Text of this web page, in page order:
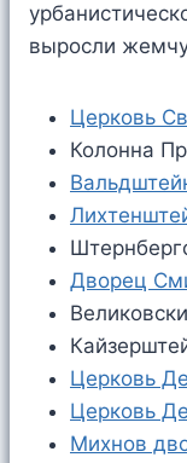
выросли
Церковь
Колонна
Дворец
Церковь
Церковь
Михнов